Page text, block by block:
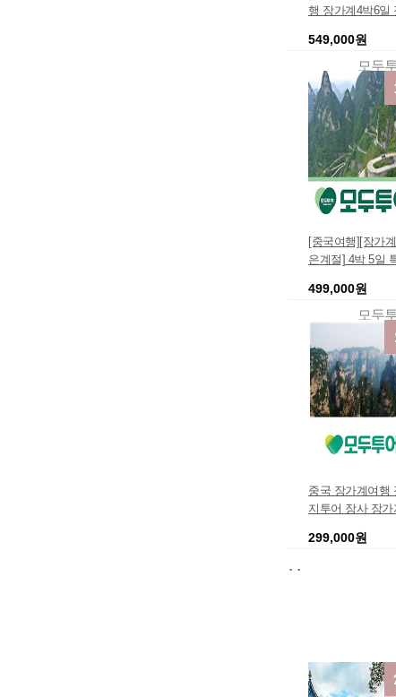
행 장가계4박6일
계긴급모객 페키
지가격 장가계펙
강삼협 장가계모
계홈쇼핑 노쇼핑
549,000원
[중국여행][장가
은계절] 4박 5일
스 땡큐처리
499,000원
중국 장가계여행
지투어 장사 장
장가계백룡엘리
299,000원
. .